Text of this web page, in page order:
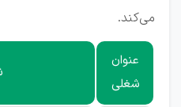
می‌کند.
عنوان
شغلی